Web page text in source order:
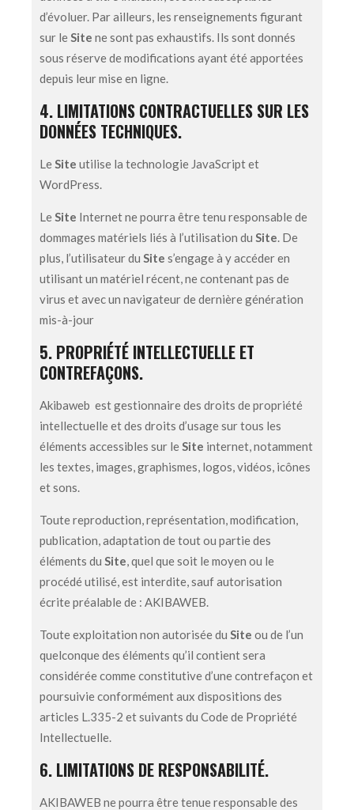
d’évoluer. Par ailleurs, les renseignements figurant
sur leSite ne sont pas exhaustifs. Ils sont donnés
sous réserve de modifications ayant été apportées
depuis leur mise en ligne.
4. LIMITATIONS CONTRACTUELLES SUR LES
DONNÉES TECHNIQUES.
LeSite utilise la technologie JavaScript et
WordPress.
LeSite Internet ne pourra être tenu responsable de
dommages matériels liés à l’utilisation du Site. De
plus, l’utilisateur du Site s’engage à y accéder en
utilisant un matériel récent, ne contenant pas de
virus et avec un navigateur de dernière génération
mis-à-jour
5. PROPRIÉTÉ INTELLECTUELLE ET
CONTREFAÇONS.
Akibaweb est gestionnaire des droits de propriété
intellectuelle et des droits d’usage sur tous les
éléments accessibles sur leSite internet, notamment
les textes, images, graphismes, logos, vidéos, icônes
et sons.
Toute reproduction, représentation, modification,
publication, adaptation de tout ou partie des
éléments du Site, quel que soit le moyen ou le
procédé utilisé, est interdite, sauf autorisation
écrite préalable de : AKIBAWEB.
Toute exploitation non autorisée du Site ou de l’un
quelconque des éléments qu’il contient sera
considérée comme constitutive d’une contrefaçon et
poursuivie conformément aux dispositions des
articles L.335-2 et suivants du Code de Propriété
Intellectuelle.
6. LIMITATIONS DE RESPONSABILITÉ.
AKIBAWEB ne pourra être tenue responsable des